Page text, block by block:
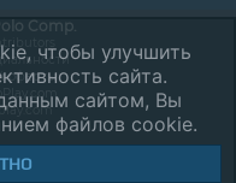
Comp.
оферты
чтобы улучшить
сайта.
сайтом, Вы
файлов cookie.